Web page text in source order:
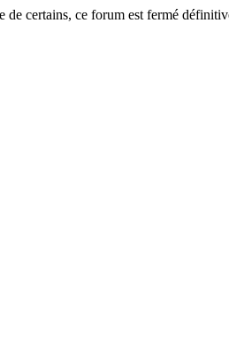
de certains, ce forum est fermé